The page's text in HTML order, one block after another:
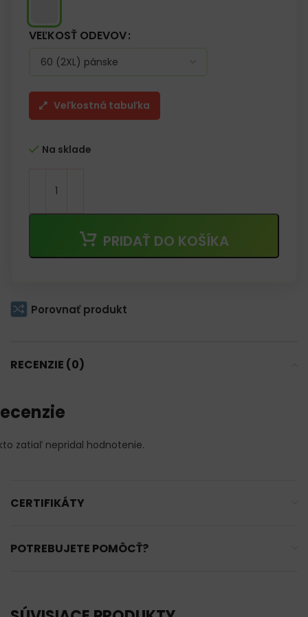
VEĽKOSŤ ODEVOV
Veľkostná tabuľka
Na sklade
PRIDAŤ DO KOŠÍKA
Porovnať produkt
RECENZIE (0)
zatiaľ nepridal hodnotenie.
CERTIFIKÁTY
POTREBUJETE POMÔCŤ?